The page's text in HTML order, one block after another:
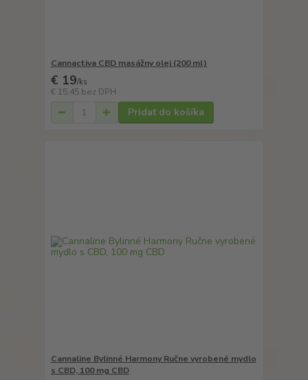
Cannactiva CBD masážny olej (200 ml)
€ 19/ks
€ 15,45 bez DPH
Pridať do košíka
Cannaline Bylinné Harmony Ručne vyrobené mydlo
s CBD, 100 mg CBD